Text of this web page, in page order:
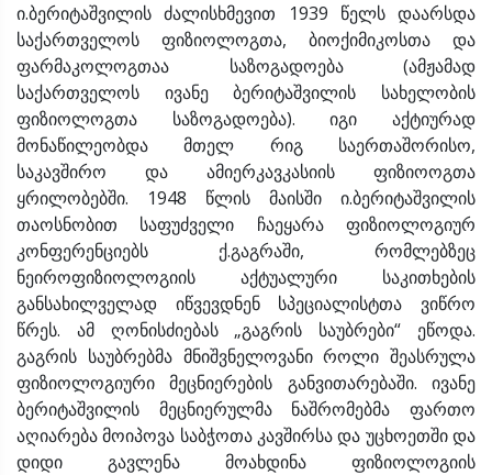
ი.ბერიტაშვილის ძალისხმევით 1939 წელს დაარსდა
საქართველოს ფიზიოლოგთა, ბიოქიმიკოსთა და
ფარმაკოლოგთაა საზოგადოება (ამჟამად
საქართველოს ივანე ბერიტაშვილის სახელობის
ფიზიოლოგთა საზოგადოება). იგი აქტიურად
მონაწილეობდა მთელ რიგ საერთაშორისო,
საკავშირო და ამიერკავკასიის ფიზიოოგთა
ყრილობებში. 1948 წლის მაისში ი.ბერიტაშვილის
თაოსნობით საფუძველი ჩაეყარა ფიზიოლოგიურ
კონფერენციებს ქ.გაგრაში, რომლებზეც
ნეიროფიზიოლოგიის აქტუალური საკითხების
განსახილველად იწვევდნენ სპეციალისტთა ვიწრო
წრეს. ამ ღონისძიებას „გაგრის საუბრები“ ეწოდა.
გაგრის საუბრებმა მნიშვნელოვანი როლი შეასრულა
ფიზიოლოგიური მეცნიერების განვითარებაში. ივანე
ბერიტაშვილის მეცნიერულმა ნაშრომებმა ფართო
აღიარება მოიპოვა საბჭოთა კავშირსა და უცხოეთში და
დიდი გავლენა მოახდინა ფიზიოლოგიის